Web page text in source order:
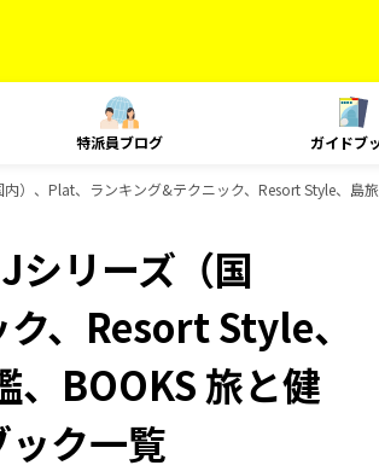
特派員ブログ ガイドブ
）、Plat、ランキング&テクニック、Resort Style、島
シリーズ（国
、Resort Style、
、BOOKS 旅と健
ク一覧